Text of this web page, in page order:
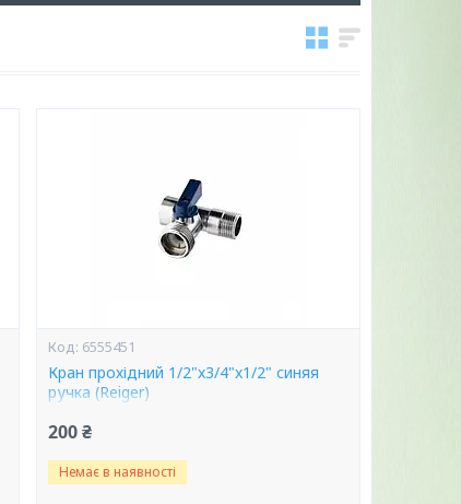
6555451
Кран прохідний 1/2"x3/4"x1/2" синяя
ручка (Reiger)
200 ₴
Немає в наявності